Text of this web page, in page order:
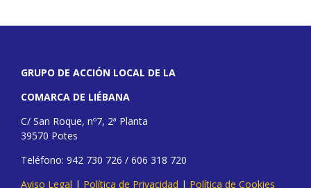
GRUPO DE ACCIÓN LOCAL DE LA
COMARCA DE LIÉBANA
C/ San Roque, nº7, 2ª Planta
39570 Potes
Teléfono: 942 730 726 / 606 318 720
Aviso Legal | Política de Privacidad | Política de Cookies